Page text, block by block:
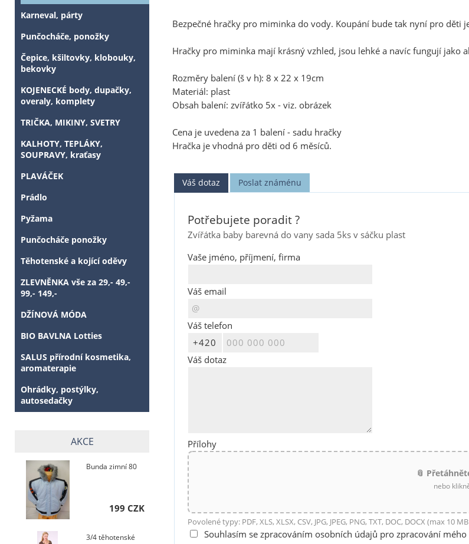
Bezpečné hračky pro miminka do vody. Koupání bude tak nyní pro děti
Hračky pro miminka mají krásný vzhled, jsou lehké a navíc fungují
Rozměry balení (š v h): 8 x 22 x 19cm
Materiál: plast
Obsah balení: zvířátko 5x - viz. obrázek
Cena je uvedena za 1 balení - sadu hračky
Hračka je vhodná pro děti od 6 měsíců.
Váš dotaz Poslat známénu
Potřebujete poradit ?
Zvířátka baby barevná do vany sada 5ks v sáčku plast
Vaše jméno, příjmení, firma
Váš email
Váš telefon
Váš dotaz
Přílohy
📎
nebo
Povolené typy: PDF, XLS, XLSX, CSV, JPG, JPEG, PNG, TXT, DOC, DOCX (max 10
Souhlasím se zpracováním osobních údajů pro zpracování mého
Karneval, párty
Punčocháče, ponožky
Čepice, kšiltovky, klobouky,
bekovky
KOJENECKÉ body, dupačky,
overaly, komplety
TRIČKA, MIKINY, SVETRY
KALHOTY, TEPLÁKY,
SOUPRAVY, kraťasy
PLAVÁČEK
Prádlo
Pyžama
Punčocháče ponožky
Těhotenské a kojící oděvy
ZLEVNĚNKA vše za 29,- 49,-
99,- 149,-
DŽÍNOVÁ MÓDA
BIO BAVLNA Lotties
SALUS přírodní kosmetika,
aromaterapie
Ohrádky, postýlky,
autosedačky
AKCE
Bunda zimní 80
199 CZK
3/4 těhotenské